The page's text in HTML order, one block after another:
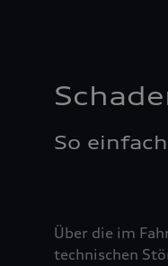
So
Über die im
technischen